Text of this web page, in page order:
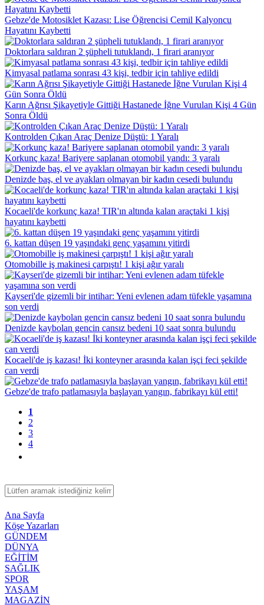
Gebze'de Motosiklet Kazası: Lise Öğrencisi Cemil Kalyoncu
Hayatını Kaybetti
Doktorlara saldıran 2 şüpheli tutuklandı, 1 firari aranıyor
Kimyasal patlama sonrası 43 kişi, tedbir için tahliye edildi
Karın Ağrısı Şikayetiyle Gittiği Hastanede İğne Vurulan Kişi 4 Gün
Sonra Öldü
Kontrolden Çıkan Araç Denize Düştü: 1 Yaralı
Korkunç kaza! Bariyere saplanan otomobil yandı: 3 yaralı
Denizde baş, el ve ayakları olmayan bir kadın cesedi bulundu
Kocaeli'de korkunç kaza! TIR'ın altında kalan araçtaki 1 kişi
hayatını kaybetti
6. kattan düşen 19 yaşındaki genç yaşamını yitirdi
Otomobille iş makinesi çarpıştı! 1 kişi ağır yaralı
Kayseri'de gizemli bir intihar: Yeni evlenen adam tüfekle yaşamına
son verdi
Denizde kaybolan gencin cansız bedeni 10 saat sonra bulundu
Kocaeli'de iş kazası! İki konteyner arasında kalan işçi feci şekilde
can verdi
Gebze'de trafo patlamasıyla başlayan yangın, fabrikayı kül etti!
1
2
3
4
Ana Sayfa
Köşe Yazarları
GÜNDEM
DÜNYA
EĞİTİM
SAĞLIK
SPOR
YAŞAM
MAGAZİN